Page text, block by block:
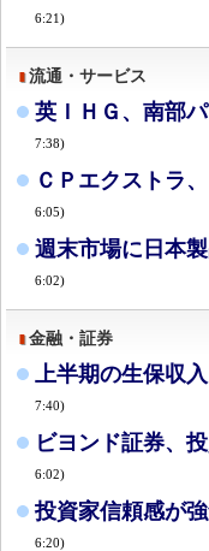
6:21)
流通・サービス
英ＩＨＧ、南部
7:38)
ＣＰエクストラ
6:05)
週末市場に日本
6:02)
金融・証券
上半期の生保収
7:40)
ビヨンド証券、
6:02)
投資家信頼感が
6:20)